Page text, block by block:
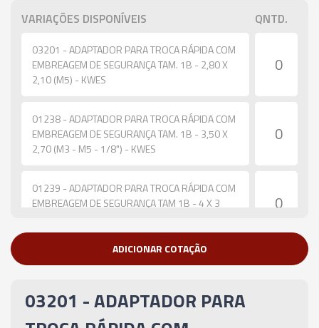
VARIAÇÕES DISPONÍVEIS QNTD.
03201 - ADAPTADOR PARA TROCA RÁPIDA COM
EMBREAGEM DE SEGURANÇA TAM. 1B - 2,80 X
2,10 (M5) - KWES
01238 - ADAPTADOR PARA TROCA RÁPIDA COM
EMBREAGEM DE SEGURANÇA TAM. 1B - 3,50 X
2,70 (M3 - M5 - 1/8") - KWES
01239 - ADAPTADOR PARA TROCA RÁPIDA COM
EMBREAGEM DE SEGURANÇA TAM 1B - 4 X 3
01684 - ADAPTADOR PARA TROCA RÁPIDA COM
ADICIONAR COTAÇÃO
03201 - ADAPTADOR PARA